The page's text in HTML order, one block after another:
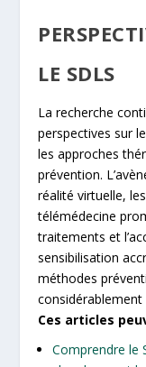
LE SDLS
La recherche
perspectives sur
les approches
prévention.
réalité virtuelle,
télémédecine
traitements et
sensibilisation
méthodes
considérablement
Ces articles
Comprendre le